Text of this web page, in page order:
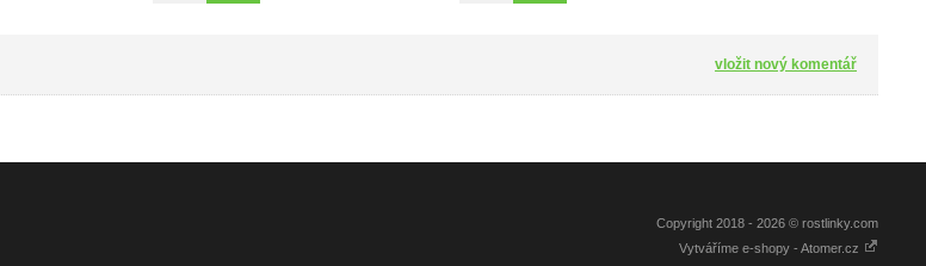
vložit nový komentář
Copyright 2018 - 2026 © rostlinky.com
Vytváříme e-shopy - Atomer.cz